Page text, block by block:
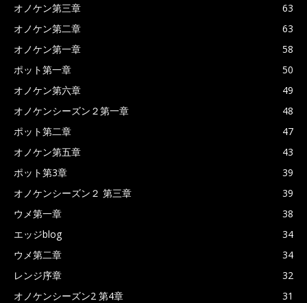
オノケン第三章
63
オノケン第二章
63
オノケン第一章
58
ポット第一章
50
オノケン第六章
49
オノケンシーズン２第一章
48
ポット第二章
47
オノケン第五章
43
ポット第3章
39
オノケンシーズン２ 第三章
39
ウメ第一章
38
エッジblog
34
ウメ第二章
34
レンジ序章
32
オノケンシーズン2 第4章
31